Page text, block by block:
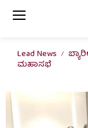
Lead News
ಮಹಾಸಭೆ